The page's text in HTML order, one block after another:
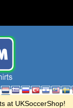
at UKSoccerShop!